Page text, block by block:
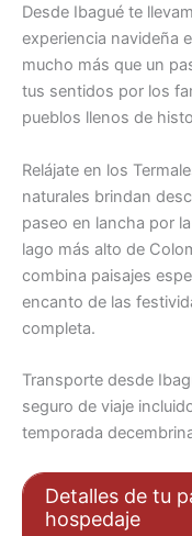
Desde Ibagué te
experiencia navideña
mucho más que un
tus sentidos por los
pueblos llenos de
Relájate en los
naturales brindan
paseo en lancha por
lago más alto de
combina paisajes
encanto de las
completa.
Transporte desde
seguro de viaje
temporada
Detalles de tu
hospedaje